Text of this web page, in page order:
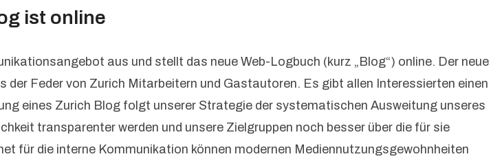
ist online
aus und stellt das neue Web-Logbuch (kurz „Blog“) online. Der neue
der Feder von Zurich Mitarbeitern und Gastautoren. Es gibt allen Interessierten einen
eines Zurich Blog folgt unserer Strategie der systematischen Ausweitung unseres
transparenter werden und unsere Zielgruppen noch besser über die für sie
für die interne Kommunikation können modernen Mediennutzungsgewohnheiten